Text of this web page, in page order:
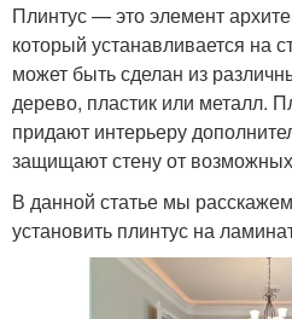
Плинтус — это элемент
который устанавливается на
может быть сделан из
дерево, пластик или металл.
придают интерьеру
защищают стену от
В данной статье мы
установить плинтус на